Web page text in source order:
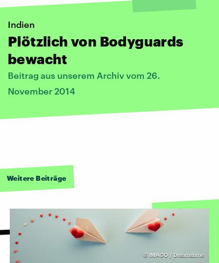
Indien
Plötzlich von Bodyguards
bewacht
Beitrag aus unserem Archiv vom 26.
November 2014
Weitere Beiträge
© IMAGO / Dreamstime